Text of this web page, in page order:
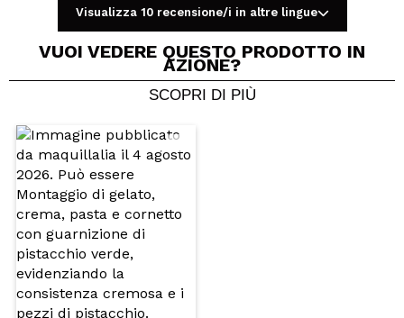
Condividi un video o una foto
Consiglieresti questo acquisto?
Visualizza 10 recensione/i in altre lingue
VUOI VEDERE QUESTO PRODOTTO IN
AZIONE?
SCOPRI DI PIÙ